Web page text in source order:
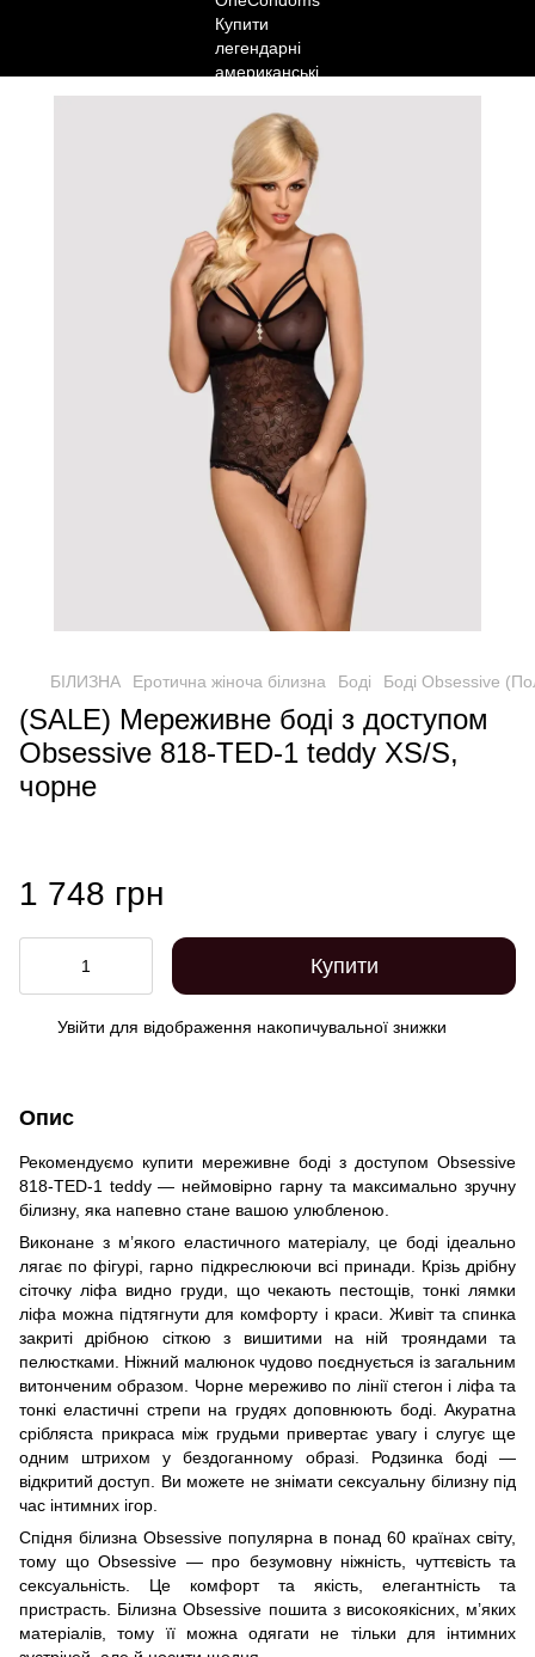
БІЛИЗНА Еротична жіноча білизна Боді Боді Obsessive
(SALE) Мереживне боді з доступом
Obsessive 818-TED-1 teddy XS/S,
чорне
1 748 грн
Купити
Увійти для відображення накопичувальної знижки
Опис
Рекомендуємо купити мереживне боді з доступом Obsessive
818-TED-1 teddy — неймовірно гарну та максимально зручну
білизну, яка напевно стане вашою улюбленою.
Виконане з м’якого еластичного матеріалу, це боді ідеально
лягає по фігурі, гарно підкреслюючи всі принади. Крізь дрібну
сіточку ліфа видно груди, що чекають пестощів, тонкі лямки
ліфа можна підтягнути для комфорту і краси. Живіт та спинка
закриті дрібною сіткою з вишитими на ній трояндами та
пелюстками. Ніжний малюнок чудово поєднується із загальним
витонченим образом. Чорне мереживо по лінії стегон і ліфа та
тонкі еластичні стрепи на грудях доповнюють боді. Акуратна
срібляста прикраса між грудьми привертає увагу і слугує ще
одним штрихом у бездоганному образі. Родзинка боді —
відкритий доступ. Ви можете не знімати сексуальну білизну під
час інтимних ігор.
Спідня білизна Obsessive популярна в понад 60 країнах світу,
тому що Obsessive — про безумовну ніжність, чуттєвість та
сексуальність. Це комфорт та якість, елегантність та
пристрасть. Білизна Obsessive пошита з високоякісних, м’яких
матеріалів, тому її можна одягати не тільки для інтимних